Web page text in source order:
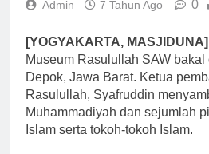
Admin 7 Tahun Ago 0
[YOGYAKARTA,
Museum Rasulullah SAW
Depok, Jawa Barat. Ketua
Rasulullah, Syafruddin
Muhammadiyah dan sejumlah
Islam serta tokoh-tokoh Islam.